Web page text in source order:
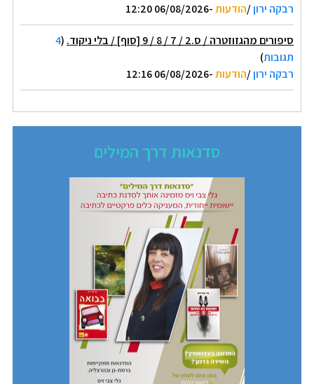
רבקה ירון/הודעות-06/08/2026 12:20
סיפורים מהגזוזטרה / ס.2 / 7 / 8 / 9 [סוף] / בלי ניקוד. (
4
תגובות)
רבקה ירון/הודעות-06/08/2026 12:16
סדנאות דרך המילים